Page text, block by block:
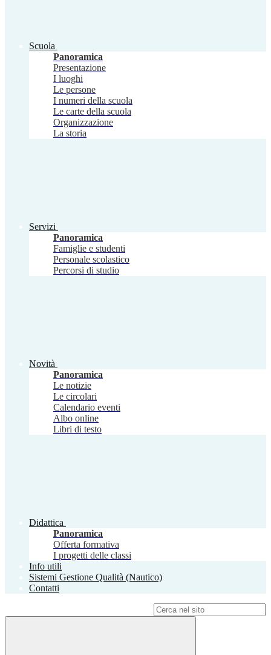
Scuola
Panoramica
Presentazione
I luoghi
Le persone
I numeri della scuola
Le carte della scuola
Organizzazione
La storia
Servizi
Panoramica
Famiglie e studenti
Personale scolastico
Percorsi di studio
Novità
Panoramica
Le notizie
Le circolari
Calendario eventi
Albo online
Libri di testo
Didattica
Panoramica
Offerta formativa
I progetti delle classi
Info utili
Sistemi Gestione Qualità (Nautico)
Contatti